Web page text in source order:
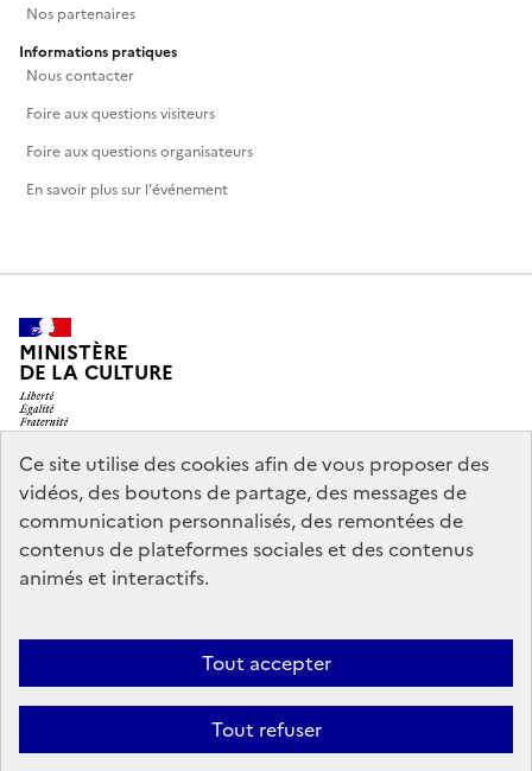
Ce site utilise des cookies afin de vous proposer des
vidéos, des boutons de partage, des messages de
communication personnalisés, des remontées de
contenus de plateformes sociales et des contenus
animés et interactifs.
Tout accepter
Tout refuser
Nos partenaires
Informations pratiques
Nous contacter
Foire aux questions visiteurs
Foire aux questions organisateurs
En savoir plus sur l'événement
MINISTÈRE
DE LA CULTURE
legifrance.gouv.fr
info.gouv.fr
service-public.gouv.fr
data.gouv.fr
Mentions légales
conforme
Politique d’utilisation des témoins de connexion